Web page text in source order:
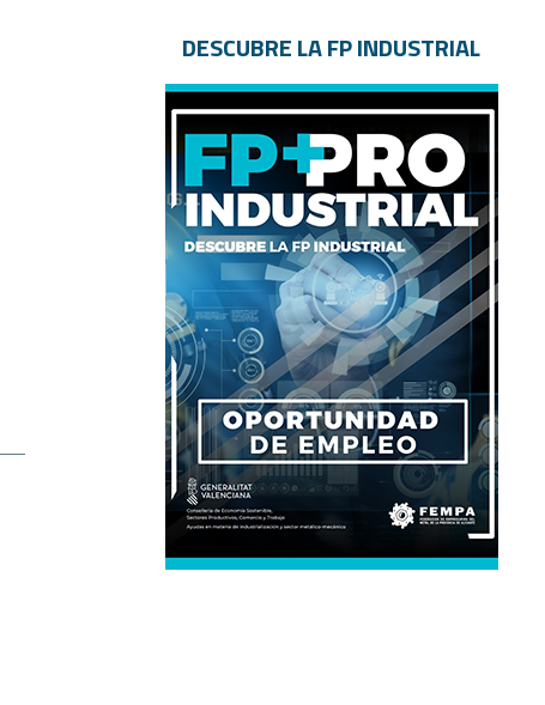
DESCUBRE LA FP INDUSTRIAL